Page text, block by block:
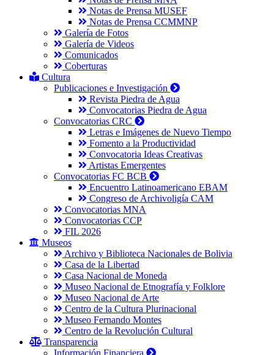
Notas de Prensa MUSEF
Notas de Prensa CCMMNP
Galería de Fotos
Galería de Videos
Comunicados
Coberturas
Cultura
Publicaciones e Investigación
Revista Piedra de Agua
Convocatorias Piedra de Agua
Convocatorias CRC
Letras e Imágenes de Nuevo Tiempo
Fomento a la Productividad
Convocatoria Ideas Creativas
Artistas Emergentes
Convocatorias FC BCB
Encuentro Latinoamericano EBAM
Congreso de Archivoligía CAM
Convocatorias MNA
Convocatorias CCP
FIL 2026
Museos
Archivo y Biblioteca Nacionales de Bolivia
Casa de la Libertad
Casa Nacional de Moneda
Museo Nacional de Etnografía y Folklore
Museo Nacional de Arte
Centro de la Cultura Plurinacional
Museo Fernando Montes
Centro de la Revolución Cultural
Transparencia
Información Financiera